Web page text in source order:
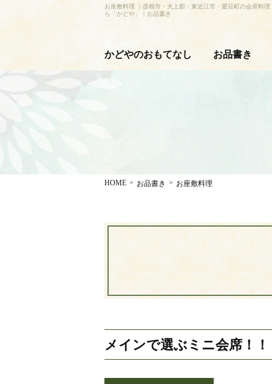
お座敷料理 ｜彦根市・犬上郡・東近江市・愛荘町の会席料
ら「かどや」｜お品書き
かどやのおもてなし お品書き
HOME > お品書き > お座敷料理
メインで選ぶミニ会席！！